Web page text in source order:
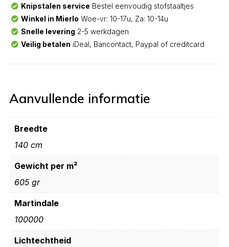
Knipstalen service Bestel eenvoudig stofstaaltjes
Winkel in Mierlo Woe-vr: 10-17u, Za: 10-14u
Snelle levering 2-5 werkdagen
Veilig betalen iDeal, Bancontact, Paypal of creditcard
Aanvullende informatie
Breedte
140 cm
Gewicht per m²
605 gr
Martindale
100000
Lichtechtheid